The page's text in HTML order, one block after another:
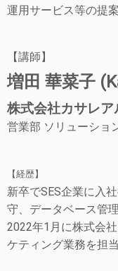
運用サービス等の提案
【講師】
増田 華菜子
株式会社カサレア
営業部 ソリューショ
【経歴】
新卒でSES企業に入
守、データベース管
2022年1月に株式会
ケティング業務を担当